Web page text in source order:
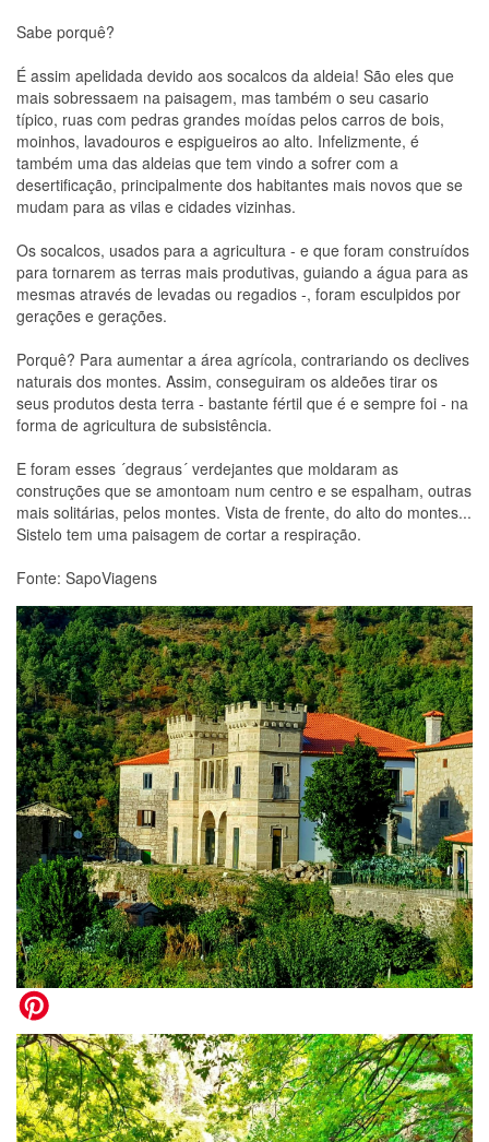
Sabe porquê?
É assim apelidada devido aos socalcos da aldeia! São eles que
mais sobressaem na paisagem, mas também o seu casario
típico, ruas com pedras grandes moídas pelos carros de bois,
moinhos, lavadouros e espigueiros ao alto. Infelizmente, é
também uma das aldeias que tem vindo a sofrer com a
desertificação, principalmente dos habitantes mais novos que se
mudam para as vilas e cidades vizinhas.
Os socalcos, usados para a agricultura - e que foram construídos
para tornarem as terras mais produtivas, guiando a água para as
mesmas através de levadas ou regadios -, foram esculpidos por
gerações e gerações.
Porquê? Para aumentar a área agrícola, contrariando os declives
naturais dos montes. Assim, conseguiram os aldeões tirar os
seus produtos desta terra - bastante fértil que é e sempre foi - na
forma de agricultura de subsistência.
E foram esses ´degraus´ verdejantes que moldaram as
construções que se amontoam num centro e se espalham, outras
mais solitárias, pelos montes. Vista de frente, do alto do montes...
Sistelo tem uma paisagem de cortar a respiração.
Fonte: SapoViagens